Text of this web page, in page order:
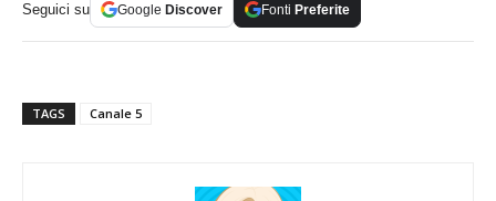
Seguici su Google Discover Fonti Preferite
TAGS Canale 5